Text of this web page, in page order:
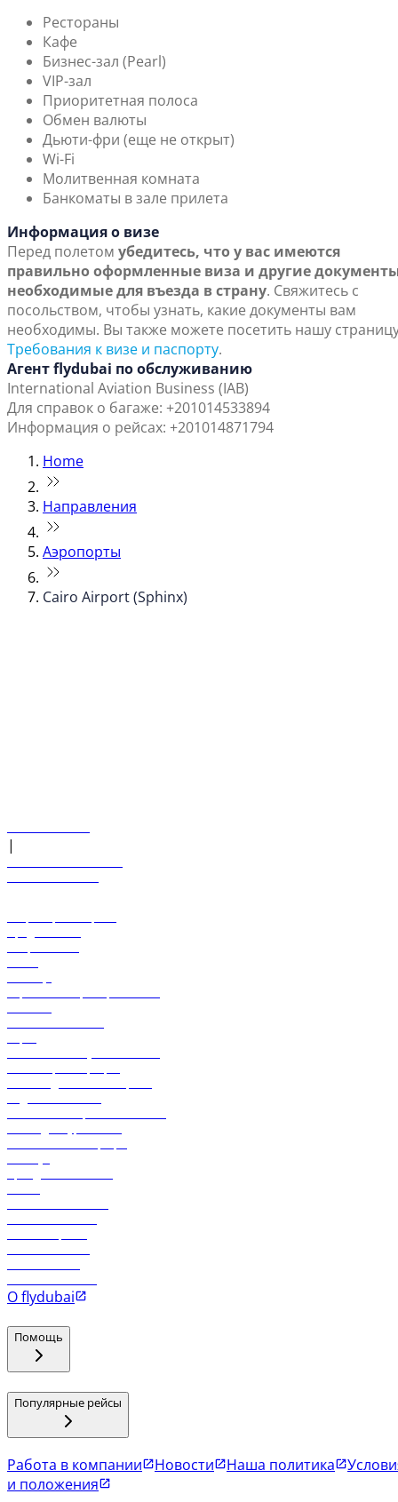
Рестораны
Кафе
Бизнес-зал (Pearl)
VIP-зал
Приоритетная полоса
Обмен валюты
Дьюти-фри (еще не открыт)
Wi-Fi
Молитвенная комната
Банкоматы в зале прилета
Информация о визе
Перед полетом убедитесь, что у вас имеются
правильно оформленные виза и другие
необходимые для въезда в страну. Свяжитесь с
посольством, чтобы узнать, какие документы вам
необходимы. Вы также можете посетить нашу
Требования к визе и паспорту.
Агент flydubai по обслуживанию
International Aviation Business (IAB)
Для справок о багаже: +201014533894
Информация о рейсах: +201014871794
Home
Направления
Аэропорты
Cairo Airport (Sphinx)
|
О flydubai
Помощь
Популярные рейсы
Работа в компании Новости Наша политика
и положения